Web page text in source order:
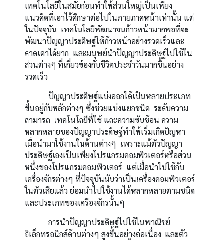
เทคโนโลยีในสมัยก่อนทำให้ส่วนใหญ่เป็นเพียง
แนวคิดที่เอาไว้ศึกษาต่อไปในภายภาคหน้าเท่านั้น แต่
ในปัจจุบัน เทคโนโลยีพัฒนาจนก้าวหน้ามากพอที่จะ
พัฒนาปัญญาประดิษฐ์ให้ก้าวหน้าอย่างรวดเร็วและ
คาดเดาได้ยาก และมนุษย์นำปัญญาประดิษฐ์ไปใช้ใน
ส่วนต่างๆ ที่เกี่ยวข้องกับชีวิตประจำวันมากขึ้นอย่าง
รวดเร็ว
ปัญญาประดิษฐ์แบ่งออกได้เป็นหลายประเภท
ขึ้นอยู่กับหลักต่างๆ ซึ่งช่วยแบ่งแยกชนิด ระดับความ
สามารถ เทคโนโลยีที่ใช้ และความซับซ้อน ความ
หลากหลายของปัญญาประดิษฐ์ทำให้เริ่มเกิดปัญหา
เมื่อนำมาใช้งานในด้านต่างๆ เพราะแม้ตัวปัญญา
ประดิษฐ์เองเป็นเพียงโปรแกรมคอมพิวเตอร์หรือส่วน
หนึ่งของโปรแกรมคอมพิวเตอร์ แต่เมื่อนำไปใช้กับ
เครื่องจักรต่างๆ ที่ปัจจุบันนับว่าเป็นเครื่องคอมพิวเตอร์
ในตัวเสียแล้ว ย่อมนำไปใช้งานได้หลากหลายตามชนิด
และประเภทของเครืองจักรนั้นๆ
การนำปัญญาประดิษฐ์ไปใช้ในพาณิชย์
อิเล็กทรอนิกส์ด้านต่างๆ สูงขึ้นอย่างต่อเนื่อง และตัว